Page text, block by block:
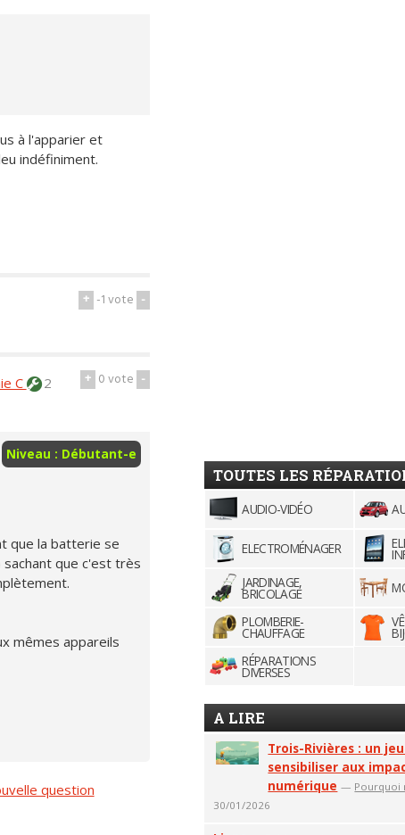
à l'apparier et
indéfiniment.
+ -1vote -
+ 0vote -
C
2
Niveau : Débutant-e
que la batterie se
que c'est très
mêmes appareils
question
TOUTES LES
AUDIO-VIDÉO
ELECTROMÉNAGER
JARDINAGE,
BRICOLAGE
PLOMBERIE-
CHAUFFAGE
RÉPARATIONS
DIVERSES
A LIRE
Trois-Rivières : un
sensibiliser aux
numérique — Pourquoi
30/01/2026